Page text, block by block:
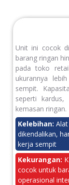
Unit ini cocok
barang ringan
pada toko
ukurannya
sempit.
seperti
kemasan ringan.
Kelebihan:
dikendalikan,
kerja sempit
Kekurangan:
cocok untuk
operasional